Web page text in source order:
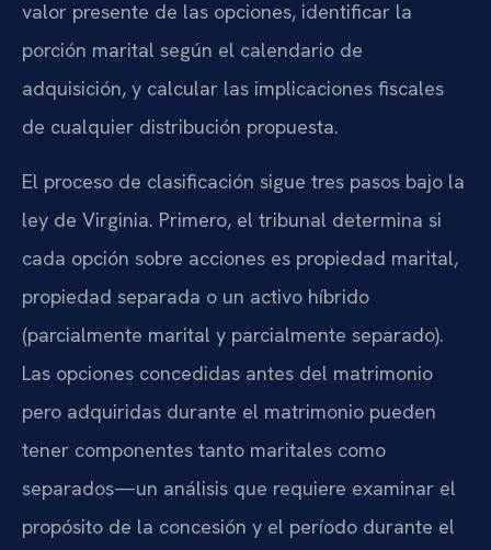
valor presente de las opciones, identificar la
porción marital según el calendario de
adquisición, y calcular las implicaciones fiscales
de cualquier distribución propuesta.
El proceso de clasificación sigue tres pasos bajo la
ley de Virginia. Primero, el tribunal determina si
cada opción sobre acciones es propiedad marital,
propiedad separada o un activo híbrido
(parcialmente marital y parcialmente separado).
Las opciones concedidas antes del matrimonio
pero adquiridas durante el matrimonio pueden
tener componentes tanto maritales como
separados—un análisis que requiere examinar el
propósito de la concesión y el período durante el